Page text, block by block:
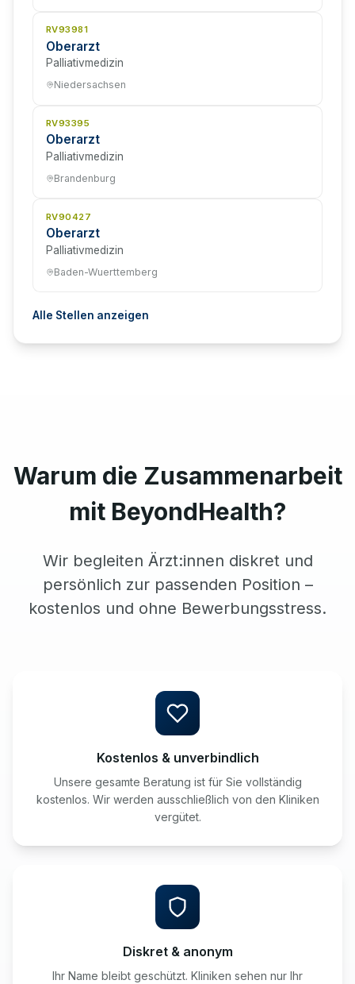
RV93981
Oberarzt
Palliativmedizin
Niedersachsen
RV93395
Oberarzt
Palliativmedizin
Brandenburg
RV90427
Oberarzt
Palliativmedizin
Baden-Wuerttemberg
Alle Stellen anzeigen
Warum die Zusammenarbeit
mit BeyondHealth?
Wir begleiten Ärzt:innen diskret und
persönlich zur passenden Position –
kostenlos und ohne Bewerbungsstress.
Kostenlos & unverbindlich
Unsere gesamte Beratung ist für Sie vollständig
kostenlos. Wir werden ausschließlich von den Kliniken
vergütet.
Diskret & anonym
Ihr Name bleibt geschützt. Kliniken sehen nur Ihr